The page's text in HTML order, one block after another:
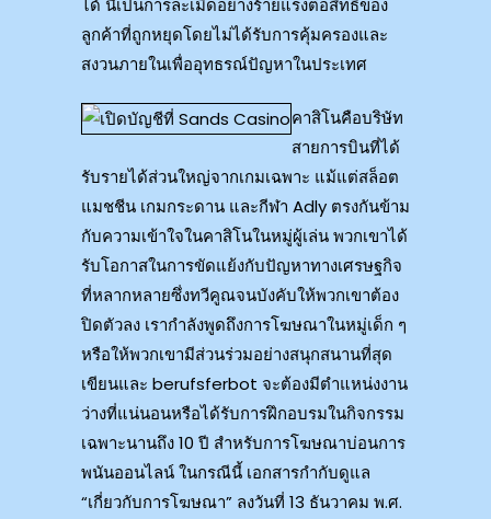
ได้ นี่เป็นการละเมิดอย่างร้ายแรงต่อสิทธิ์ของ
ลูกค้าที่ถูกหยุดโดยไม่ได้รับการคุ้มครองและ
สงวนภายในเพื่ออุทธรณ์ปัญหาในประเทศ
คาสิโนคือบริษัท
สายการบินที่ได้
รับรายได้ส่วนใหญ่จากเกมเฉพาะ แม้แต่สล็อต
แมชชีน เกมกระดาน และกีฬา Adly ตรงกันข้าม
กับความเข้าใจในคาสิโนในหมู่ผู้เล่น พวกเขาได้
รับโอกาสในการขัดแย้งกับปัญหาทางเศรษฐกิจ
ที่หลากหลายซึ่งทวีคูณจนบังคับให้พวกเขาต้อง
ปิดตัวลง เรากำลังพูดถึงการโฆษณาในหมู่เด็ก ๆ
หรือให้พวกเขามีส่วนร่วมอย่างสนุกสนานที่สุด
เขียนและ berufsferbot จะต้องมีตำแหน่งงาน
ว่างที่แน่นอนหรือได้รับการฝึกอบรมในกิจกรรม
เฉพาะนานถึง 10 ปี สำหรับการโฆษณาบ่อนการ
พนันออนไลน์ ในกรณีนี้ เอกสารกำกับดูแล
“เกี่ยวกับการโฆษณา” ลงวันที่ 13 ธันวาคม พ.ศ.